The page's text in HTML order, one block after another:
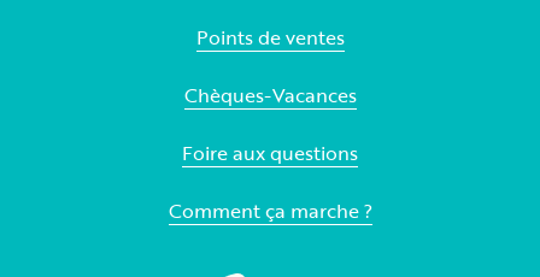
Points de ventes
Chèques-Vacances
Foire aux questions
Comment ça marche ?